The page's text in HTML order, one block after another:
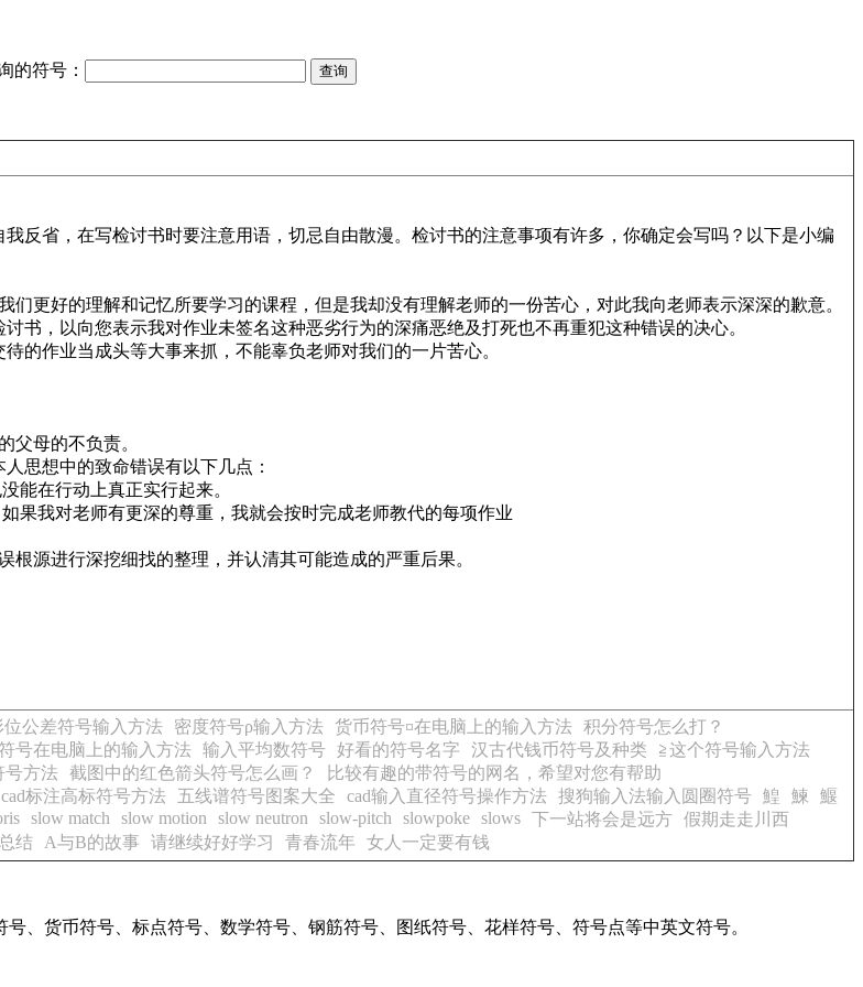
的符号：
反省，在写检讨书时要注意用语，切忌自由散漫。检讨书的注意事项有许多，你确定会写吗？以下是小编
更好的理解和记忆所要学习的课程，但是我却没有理解老师的一份苦心，对此我向老师表示深深的歉意。
，以向您表示我对作业未签名这种恶劣行为的深痛恶绝及打死也不再重犯这种错误的决心。
的作业当成头等大事来抓，不能辜负老师对我们的一片苦心。
父母的不负责。
思想中的致命错误有以下几点：
能在行动上真正实行起来。
果我对老师有更深的尊重，我就会按时完成老师教代的每项作业
源进行深挖细找的整理，并认清其可能造成的严重后果。
位公差符号输入方法 密度符号ρ输入方法 货币符号¤在电脑上的输入方法 积分符号怎么打？
号在电脑上的输入方法 输入平均数符号 好看的符号名字 汉古代钱币符号及种类
≧这个符号输入方法
号方法 截图中的红色箭头符号怎么画？
比较有趣的带符号的网名，希望对您有帮助
cad标注高标符号方法 五线谱符号图案大全 cad输入直径符号操作方法 搜狗输入法输入圆圈符号 鰉 鰊
鰋
slow match slow motion slow neutron slow-pitch slowpoke slows 下一站将会是远方 假期走走川西
结 A与B的故事 请继续好好学习 青春流年 女人一定要有钱
、货币符号、标点符号、数学符号、钢筋符号、图纸符号、花样符号、符号点等中英文符号。